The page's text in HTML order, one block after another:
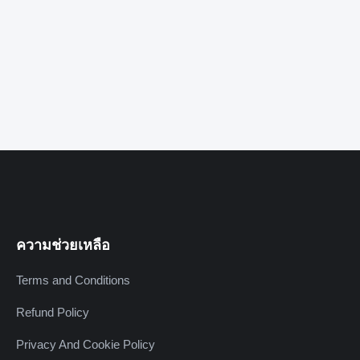
ความช่วยเหลือ
Terms and Conditions
Refund Policy
Privacy And Cookie Policy